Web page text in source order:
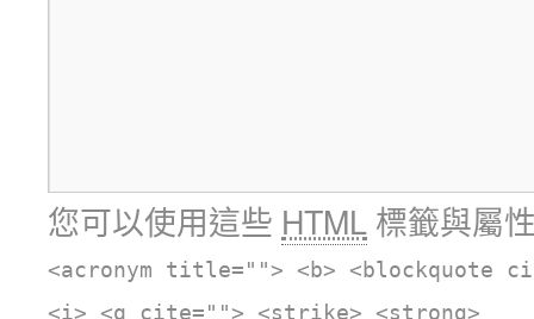
您可以使用這些 HTML 標籤與屬
<acronym title=""> <b> <blockquote
<i> <q cite=""> <strike> <strong>